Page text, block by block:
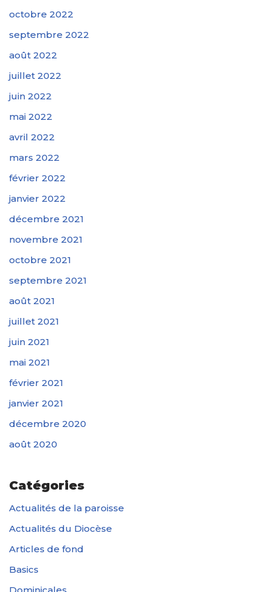
octobre 2022
septembre 2022
août 2022
juillet 2022
juin 2022
mai 2022
avril 2022
mars 2022
février 2022
janvier 2022
décembre 2021
novembre 2021
octobre 2021
septembre 2021
août 2021
juillet 2021
juin 2021
mai 2021
février 2021
janvier 2021
décembre 2020
août 2020
Catégories
Actualités de la paroisse
Actualités du Diocèse
Articles de fond
Basics